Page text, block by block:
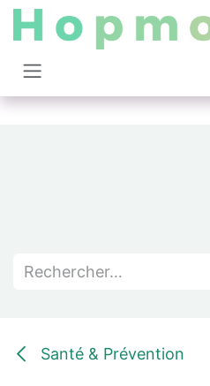
Se rendre au contenu
Santé & Prévention